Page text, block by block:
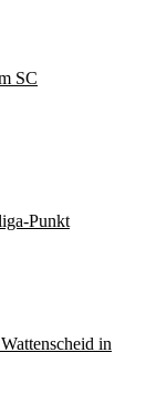
SC
Punkt
in